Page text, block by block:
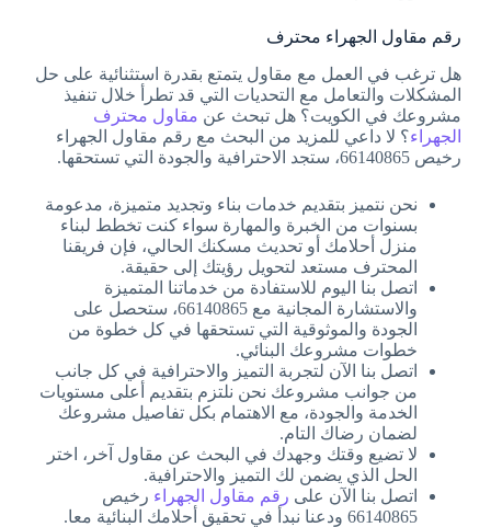
رقم مقاول الجهراء محترف
هل ترغب في العمل مع مقاول يتمتع بقدرة استثنائية على حل
المشكلات والتعامل مع التحديات التي قد تطرأ خلال تنفيذ
مشروعك في الكويت؟ هل تبحث عن مقاول محترف
الجهراء؟ لا داعي للمزيد من البحث مع رقم مقاول الجهراء
رخيص 66140865، ستجد الاحترافية والجودة التي تستحقها.
نحن نتميز بتقديم خدمات بناء وتجديد متميزة، مدعومة
بسنوات من الخبرة والمهارة سواء كنت تخطط لبناء
منزل أحلامك أو تحديث مسكنك الحالي، فإن فريقنا
المحترف مستعد لتحويل رؤيتك إلى حقيقة.
اتصل بنا اليوم للاستفادة من خدماتنا المتميزة
والاستشارة المجانية مع 66140865، ستحصل على
الجودة والموثوقية التي تستحقها في كل خطوة من
خطوات مشروعك البنائي.
اتصل بنا الآن لتجربة التميز والاحترافية في كل جانب
من جوانب مشروعك نحن نلتزم بتقديم أعلى مستويات
الخدمة والجودة، مع الاهتمام بكل تفاصيل مشروعك
لضمان رضاك التام.
لا تضيع وقتك وجهدك في البحث عن مقاول آخر، اختر
الحل الذي يضمن لك التميز والاحترافية.
اتصل بنا الآن على رقم مقاول الجهراء رخيص
66140865 ودعنا نبدأ في تحقيق أحلامك البنائية معا.